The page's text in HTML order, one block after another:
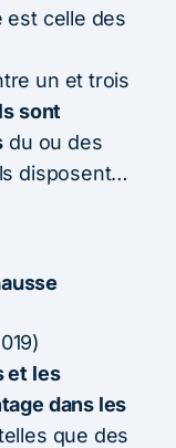
est celle des
un et trois
sont
du ou des
disposent…
et les
dans les
que des